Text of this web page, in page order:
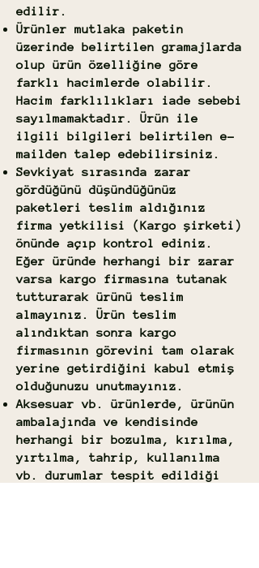
edilir.
Ürünler mutlaka paketin
üzerinde belirtilen gramajlarda
olup ürün özelliğine göre
farklı hacimlerde olabilir.
Hacim farklılıkları iade sebebi
sayılmamaktadır. Ürün ile
ilgili bilgileri belirtilen e-
mailden talep edebilirsiniz.
Sevkiyat sırasında zarar
gördüğünü düşündüğünüz
paketleri teslim aldığınız
firma yetkilisi (Kargo şirketi)
önünde açıp kontrol ediniz.
Eğer üründe herhangi bir zarar
varsa kargo firmasına tutanak
tutturarak ürünü teslim
almayınız. Ürün teslim
alındıktan sonra kargo
firmasının görevini tam olarak
yerine getirdiğini kabul etmiş
olduğunuzu unutmayınız.
Aksesuar vb. ürünlerde, ürünün
ambalajında ve kendisinde
herhangi bir bozulma, kırılma,
yırtılma, tahrip, kullanılma
vb. durumlar tespit edildiği